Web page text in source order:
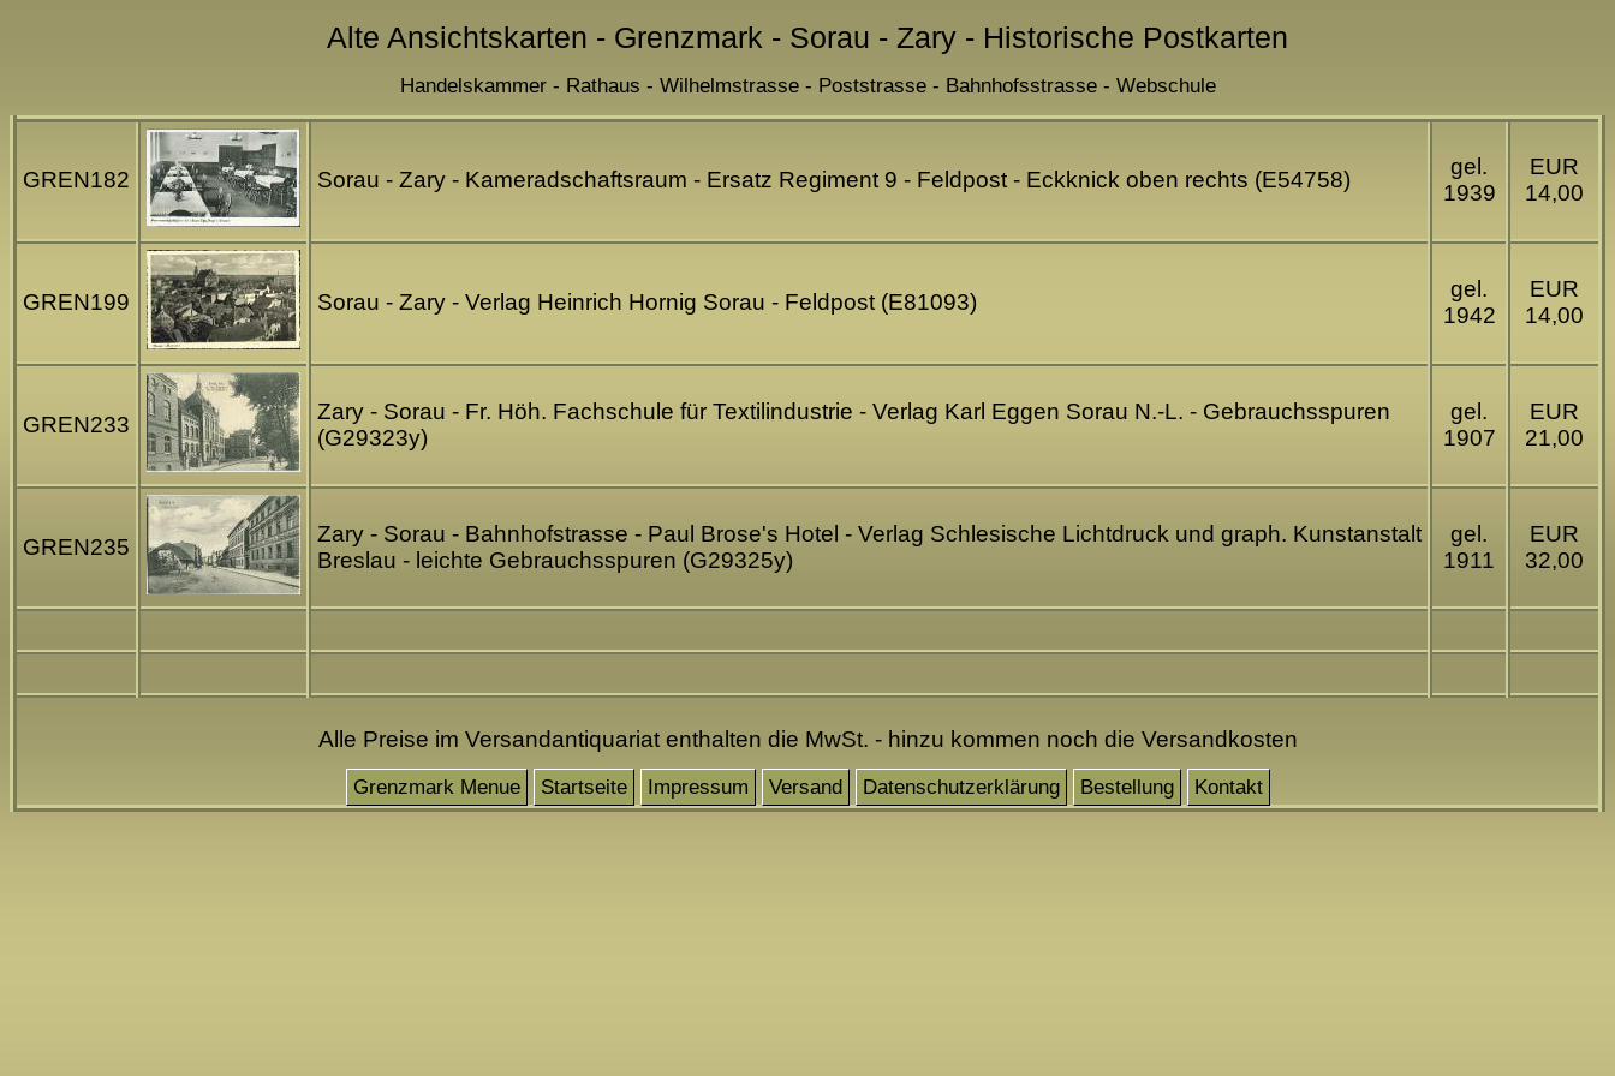
Alte Ansichtskarten - Grenzmark - Sorau - Zary - Historische Postkarten
Handelskammer - Rathaus - Wilhelmstrasse - Poststrasse - Bahnhofsstrasse - Webschule
GREN182 Sorau - Zary - Kameradschaftsraum - Ersatz Regiment 9 - Feldpost - Eckknick oben rechts (E54758)
gel.
1939
EUR
14,00
GREN199 Sorau - Zary - Verlag Heinrich Hornig Sorau - Feldpost (E81093)
gel.
1942
EUR
14,00
GREN233
Zary - Sorau - Fr. Höh. Fachschule für Textilindustrie - Verlag Karl Eggen Sorau N.-L. - Gebrauchsspuren
(G29323y)
gel.
1907
EUR
21,00
GREN235
Zary - Sorau - Bahnhofstrasse - Paul Brose's Hotel - Verlag Schlesische Lichtdruck und graph. Kunstanstalt
Breslau - leichte Gebrauchsspuren (G29325y)
gel.
1911
EUR
32,00
Alle Preise im Versandantiquariat enthalten die MwSt. - hinzu kommen noch die Versandkosten
Grenzmark Menue Startseite Impressum Versand Datenschutzerklärung Bestellung Kontakt